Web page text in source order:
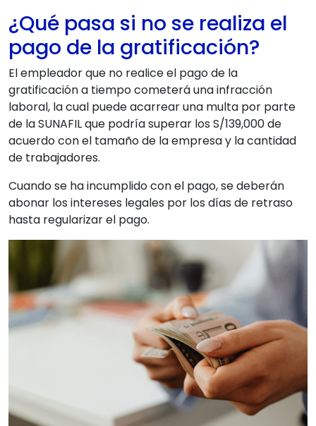
¿Qué pasa si no se realiza el
pago de la gratificación?
El empleador que no realice el pago de la
gratificación a tiempo cometerá una infracción
laboral, la cual puede acarrear una multa por parte
de la SUNAFIL que podría superar los S/139,000 de
acuerdo con el tamaño de la empresa y la cantidad
de trabajadores.
Cuando se ha incumplido con el pago, se deberán
abonar los intereses legales por los días de retraso
hasta regularizar el pago.